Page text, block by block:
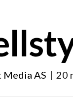
Media AS | 20